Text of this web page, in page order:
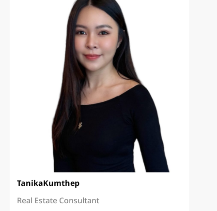
TanikaKumthep
Real Estate Consultant